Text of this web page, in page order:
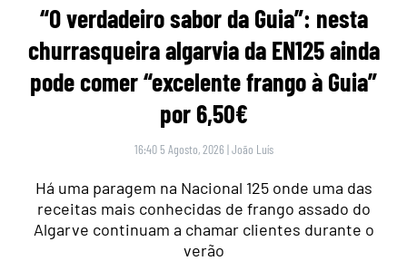
“O verdadeiro sabor da Guia”: nesta
churrasqueira algarvia da EN125 ainda
pode comer “excelente frango à Guia”
por 6,50€
16:40 5 Agosto, 2026 |João Luís
Há uma paragem na Nacional 125 onde uma das
receitas mais conhecidas de frango assado do
Algarve continuam a chamar clientes durante o
verão